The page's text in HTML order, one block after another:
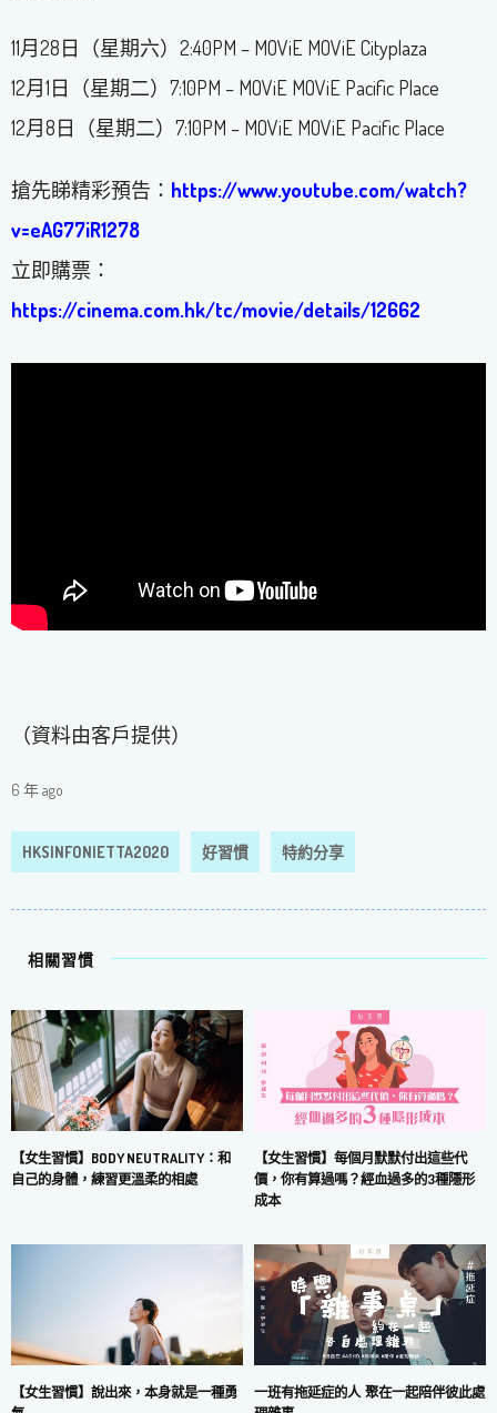
11月28日（星期六）2:40PM – MOViE MOViE Cityplaza
12月1日（星期二）7:10PM – MOViE MOViE Pacific Place
12月8日（星期二）7:10PM – MOViE MOViE Pacific Place
搶先睇精彩預告： https://www.youtube.com/watch?
v=eAG77iR1278
立即購票：
https://cinema.com.hk/tc/movie/details/12662
（資料由客戶提供）
6 年 ago
HKSINFONIETTA2020 好習慣 特約分享
相關習慣
【女生習慣】BODY NEUTRALITY：和
自己的身體，練習更溫柔的相處
【女生習慣】每個月默默付出這些代
價，你有算過嗎？經血過多的3種隱形
成本
【女生習慣】說出來，本身就是一種勇
一班有拖延症的人 聚在一起陪伴彼此處